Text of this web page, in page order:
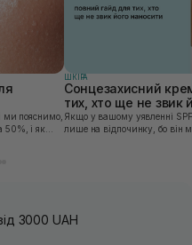
50%, і як
ШКIРА
Сонцезахисний
тих, хто ще не звик
Якщо у вашому уявленні
лише на відпочинку, бо він
3000 UAH